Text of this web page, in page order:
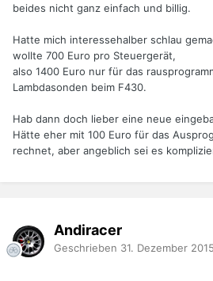
beides nicht ganz einfach und billig.
Hatte mich interessehalber schlau
wollte 700 Euro pro Steuergerät,
also 1400 Euro nur für das
Lambdasonden beim F430.
Hab dann doch lieber eine neue
Hätte eher mit 100 Euro für das
rechnet, aber angeblich sei es
Andiracer
Geschrieben 31. Dezember 2015